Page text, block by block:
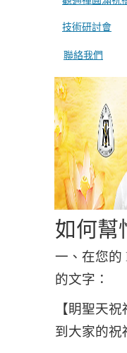
技術研討會
聯絡我們
如何幫
一、在您的
的文字：
【眀聖天
到大家的祝